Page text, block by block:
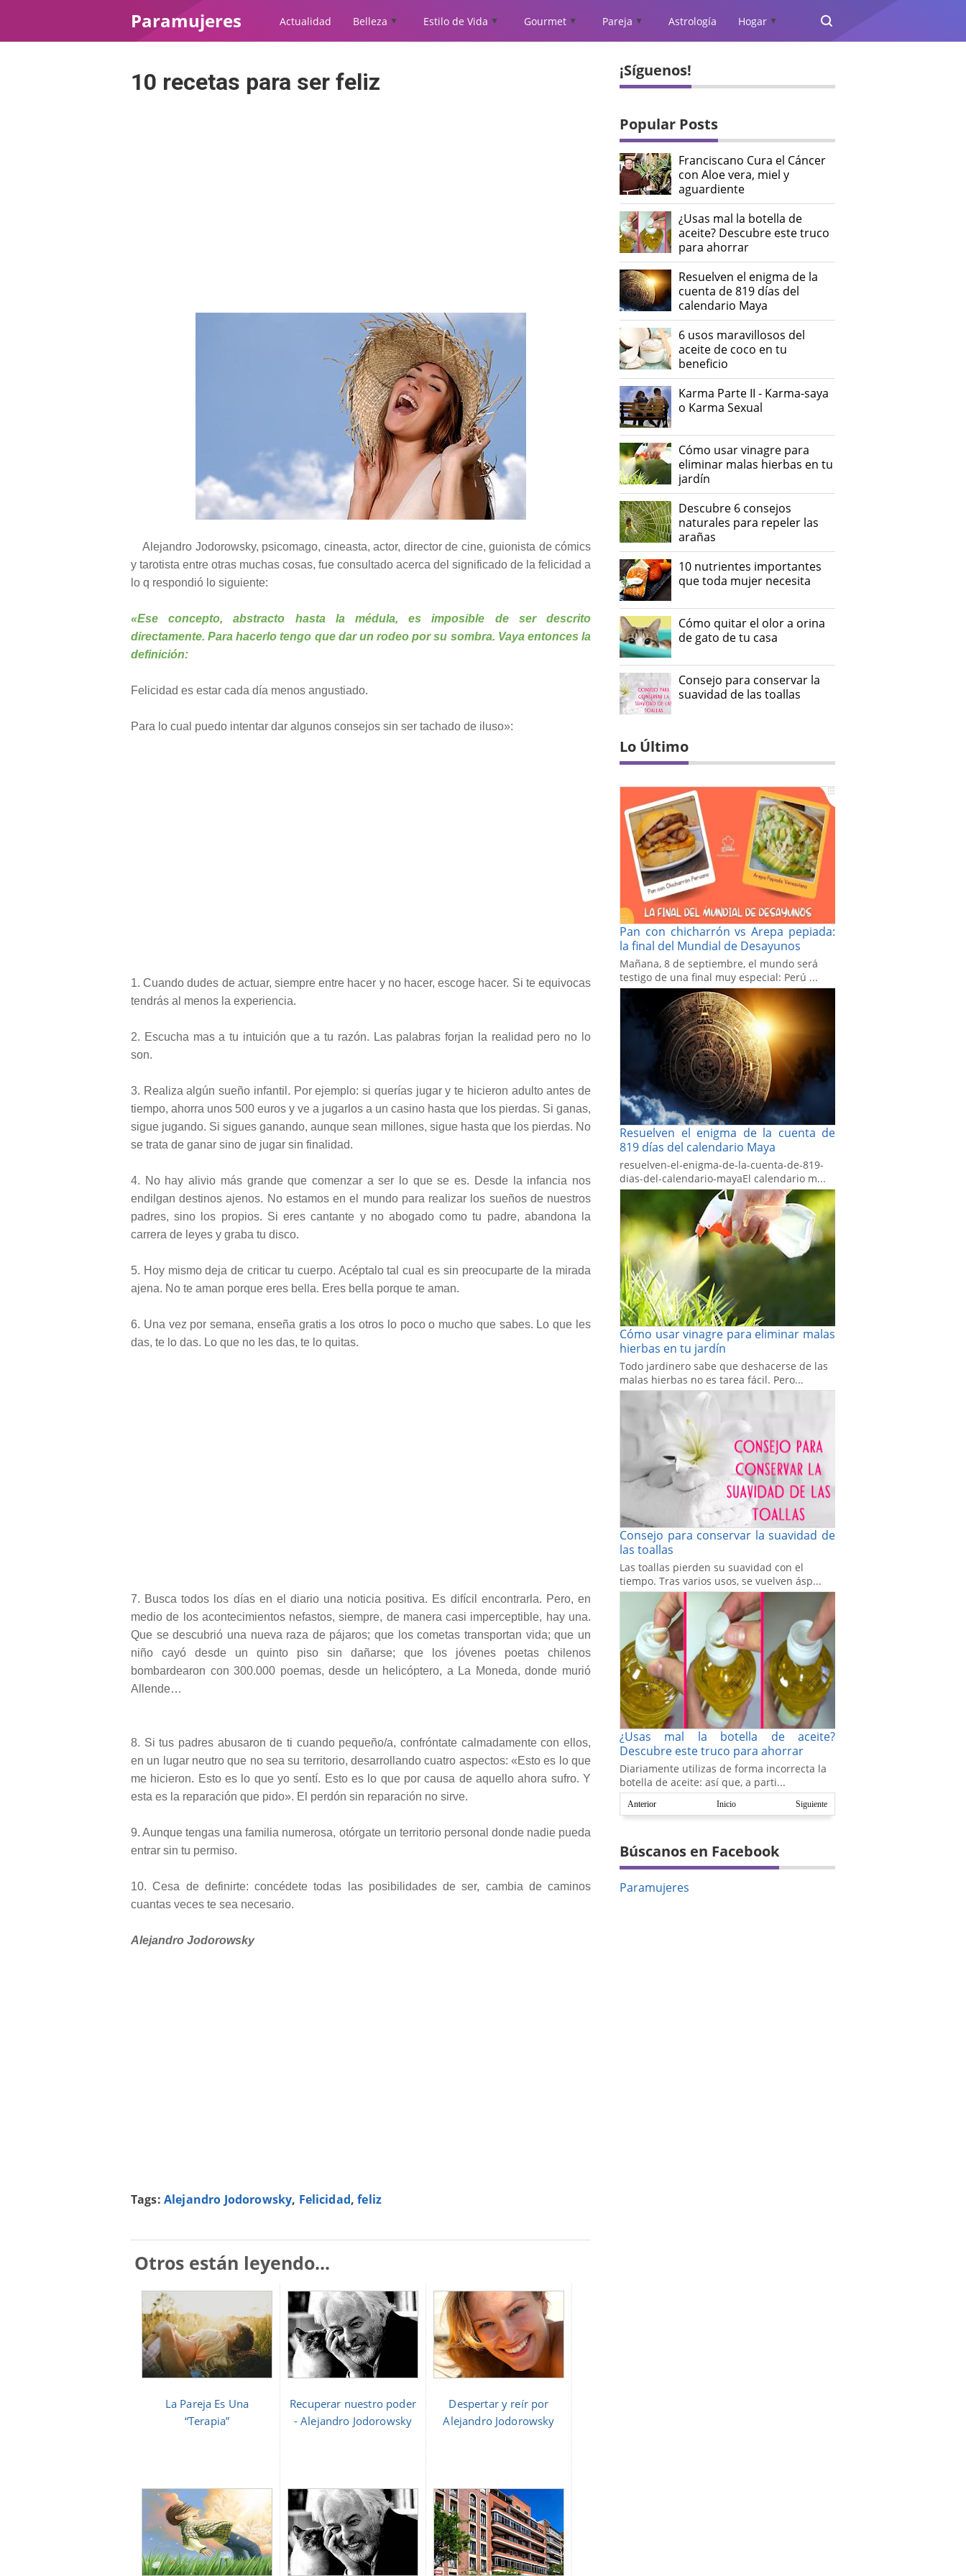
Paramujeres Actualidad Belleza ▲ Estilo de Vida ▲ Gourmet ▲ Pareja ▲ Astrología Hogar ▲
10 recetas para ser feliz
Alejandro Jodorowsky, psicomago, cineasta, actor, director de cine, guionista de cómics
y tarotista entre otras muchas cosas, fue consultado acerca del significado de la felicidad a
lo q respondió lo siguiente:
«Ese concepto, abstracto hasta la médula, es imposible de ser descrito
directamente. Para hacerlo tengo que dar un rodeo por su sombra. Vaya entonces la
definición:
Felicidad es estar cada día menos angustiado.
Para lo cual puedo intentar dar algunos consejos sin ser tachado de iluso»:
1. Cuando dudes de actuar, siempre entre hacer y no hacer, escoge hacer. Si te equivocas
tendrás al menos la experiencia.
2. Escucha mas a tu intuición que a tu razón. Las palabras forjan la realidad pero no lo
son.
3. Realiza algún sueño infantil. Por ejemplo: si querías jugar y te hicieron adulto antes de
tiempo, ahorra unos 500 euros y ve a jugarlos a un casino hasta que los pierdas. Si ganas,
sigue jugando. Si sigues ganando, aunque sean millones, sigue hasta que los pierdas. No
se trata de ganar sino de jugar sin finalidad.
4. No hay alivio más grande que comenzar a ser lo que se es. Desde la infancia nos
endilgan destinos ajenos. No estamos en el mundo para realizar los sueños de nuestros
padres, sino los propios. Si eres cantante y no abogado como tu padre, abandona la
carrera de leyes y graba tu disco.
5. Hoy mismo deja de criticar tu cuerpo. Acéptalo tal cual es sin preocuparte de la mirada
ajena. No te aman porque eres bella. Eres bella porque te aman.
6. Una vez por semana, enseña gratis a los otros lo poco o mucho que sabes. Lo que les
das, te lo das. Lo que no les das, te lo quitas.
7. Busca todos los días en el diario una noticia positiva. Es difícil encontrarla. Pero, en
medio de los acontecimientos nefastos, siempre, de manera casi imperceptible, hay una.
Que se descubrió una nueva raza de pájaros; que los cometas transportan vida; que un
niño cayó desde un quinto piso sin dañarse; que los jóvenes poetas chilenos
bombardearon con 300.000 poemas, desde un helicóptero, a La Moneda, donde murió
Allende…
8. Si tus padres abusaron de ti cuando pequeño/a, confróntate calmadamente con ellos,
en un lugar neutro que no sea su territorio, desarrollando cuatro aspectos: «Esto es lo que
me hicieron. Esto es lo que yo sentí. Esto es lo que por causa de aquello ahora sufro. Y
esta es la reparación que pido». El perdón sin reparación no sirve.
9. Aunque tengas una familia numerosa, otórgate un territorio personal donde nadie pueda
entrar sin tu permiso.
10. Cesa de definirte: concédete todas las posibilidades de ser, cambia de caminos
cuantas veces te sea necesario.
Alejandro Jodorowsky
Tags: Alejandro Jodorowsky, Felicidad,feliz
Otros están leyendo...
La Pareja Es Una
“Terapia”
Recuperar nuestro poder
- Alejandro Jodorowsky
Despertar y reír por
Alejandro Jodorowsky
¡Síguenos!
Popular Posts
Franciscano Cura el Cáncer
con Aloe vera, miel y
aguardiente
¿Usas mal la botella de
aceite? Descubre este truco
para ahorrar
Resuelven el enigma de la
cuenta de 819 días del
calendario Maya
6 usos maravillosos del
aceite de coco en tu
beneficio
Karma Parte II - Karma-saya
o Karma Sexual
Cómo usar vinagre para
eliminar malas hierbas en tu
jardín
Descubre 6 consejos
naturales para repeler las
arañas
10 nutrientes importantes
que toda mujer necesita
Cómo quitar el olor a orina
de gato de tu casa
Consejo para conservar la
suavidad de las toallas
Lo Último
Pan con chicharrón vs Arepa pepiada:
la final del Mundial de Desayunos
Mañana, 8 de septiembre, el mundo será
testigo de una final muy especial: Perú ...
Resuelven el enigma de la cuenta de
819 días del calendario Maya
resuelven-el-enigma-de-la-cuenta-de-819-
dias-del-calendario-mayaEl calendario m...
Cómo usar vinagre para eliminar malas
hierbas en tu jardín
Todo jardinero sabe que deshacerse de las
malas hierbas no es tarea fácil. Pero...
Consejo para conservar la suavidad de
las toallas
Las toallas pierden su suavidad con el
tiempo. Tras varios usos, se vuelven ásp...
¿Usas mal la botella de aceite?
Descubre este truco para ahorrar
Diariamente utilizas de forma incorrecta la
botella de aceite: así que, a parti...
Anterior Siguiente
Inicio
Búscanos en Facebook
Paramujeres